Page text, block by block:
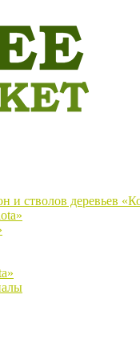
и стволов деревьев